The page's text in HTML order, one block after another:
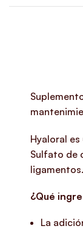
Hyaloral
Sulfato de
ligamentos.
¿Qué
La